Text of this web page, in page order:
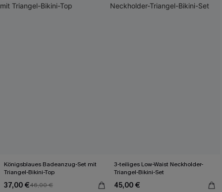
Königsblaues Badeanzug-Set mit
Triangel-Bikini-Top
37,00 €46,00 €
3-teiliges Low-Waist Neckholder-
Triangel-Bikini-Set
45,00 €